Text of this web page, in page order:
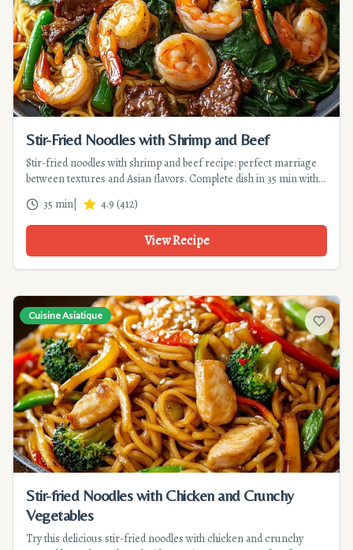
Stir-Fried Noodles with Shrimp and Beef
Stir-fried noodles with shrimp and beef recipe: perfect marriage
between textures and Asian flavors. Complete dish in 35 min with
crunchy vegetables and soy sauce. Ideal for quick and gourmet
dinner.35 min 4.9 (412)
View Recipe
Cuisine Asiatique
Add to
Stir-fried Noodles with Chicken and Crunchy
Vegetables
Try this delicious stir-fried noodles with chicken and crunchy